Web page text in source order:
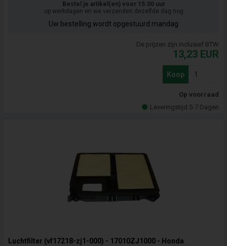
Bestel je artikel(en) voor 15.00 uur
op werkdagen en we verzenden dezelfde dag nog
Uw bestelling wordt opgestuurd mandag
De prijzen zijn inclusief BTW
13,23 EUR
Koop
Op voorraad
Leveringstijd 5-7 Dagen
Luchtfilter (vf17218-zj1-000) - 17010ZJ1000 - Honda